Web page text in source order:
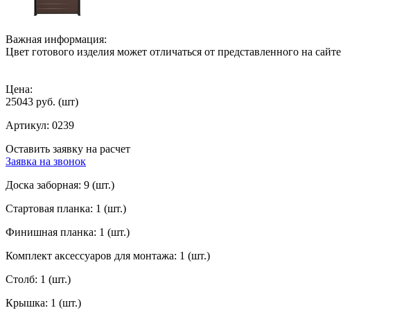
Важная информация:
Цвет готового изделия может отличаться от представленного на сайте
Цена:
25043 руб. (шт)
Артикул: 0239
Оставить заявку на расчет
Заявка на звонок
Доска заборная: 9 (шт.)
Стартовая планка: 1 (шт.)
Финишная планка: 1 (шт.)
Комплект аксессуаров для монтажа: 1 (шт.)
Столб: 1 (шт.)
Крышка: 1 (шт.)